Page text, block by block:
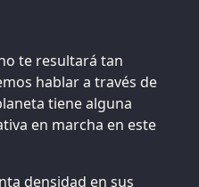
te resultará tan
hablar a través de
tiene alguna
en marcha en este
densidad en sus